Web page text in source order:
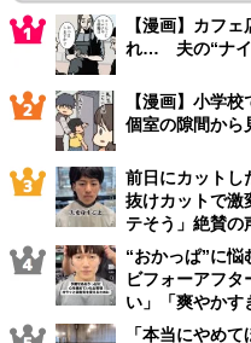
【漫画】カフ
れ… 夫の“ナイ
【漫画】小学
個室の隙間から
前日にカット
抜けカットで
テそう」絶賛の
“おかっぱ”に
ビフォーアフ
い」「爽やかす
「本当にやめ